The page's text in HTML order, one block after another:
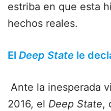
estriba en que esta
hechos reales.
El Deep State le
Ante la inesperada
2016, el Deep State,